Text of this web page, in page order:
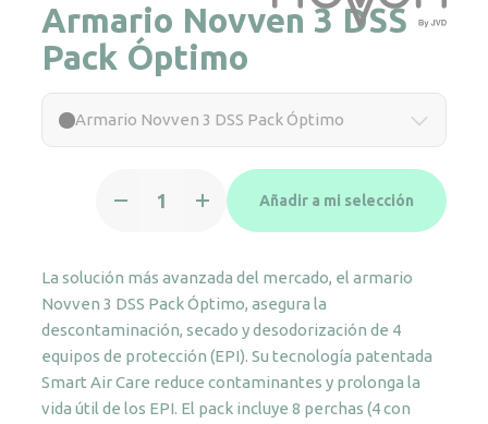
Armario Novven 3 DSS
Pack Óptimo
Armario Novven 3 DSS Pack Óptimo
Novven
Pack
Óptimo
cantidad
Añadir a mi selección
La solución más avanzada del mercado, el armario
Novven 3 DSS Pack Óptimo, asegura la
descontaminación, secado y desodorización de 4
equipos de protección (EPI). Su tecnología patentada
Smart Air Care reduce contaminantes y prolonga la
vida útil de los EPI. El pack incluye 8 perchas (4 con